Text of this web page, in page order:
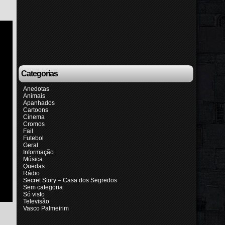
Categorias
Anedotas
Animais
Apanhados
Cartoons
Cinema
Cromos
Fail
Futebol
Geral
Informação
Música
Quedas
Rádio
Secret Story – Casa dos Segredos
Sem categoria
Só visto
Televisão
Vasco Palmeirim